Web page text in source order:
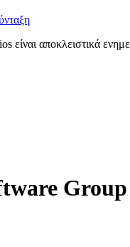
αποκλειστικά